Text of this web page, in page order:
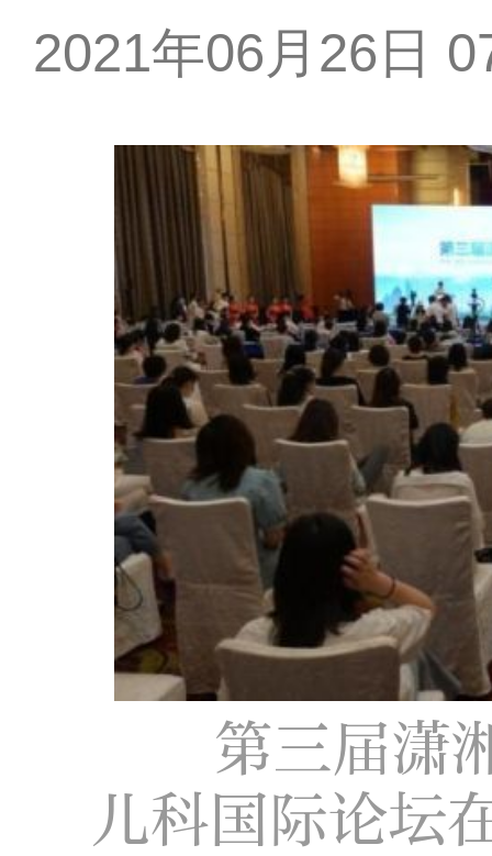
2021年06月26日
第三届潇
儿科国际论